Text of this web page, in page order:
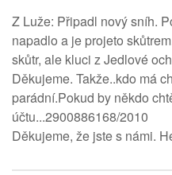
Z Luže: Připadl nový sníh.
napadlo a je projeto
skůtr, ale kluci z Jedlové
Děkujeme. Takže..kdo má
parádní.Pokud by někdo
účtu...2900886168/2010
Děkujeme, že jste s námi.